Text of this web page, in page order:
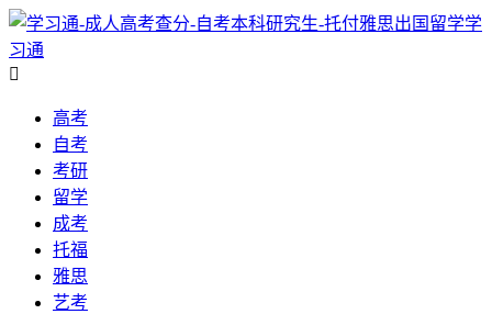
学
习通

高考
自考
考研
留学
成考
托福
雅思
艺考